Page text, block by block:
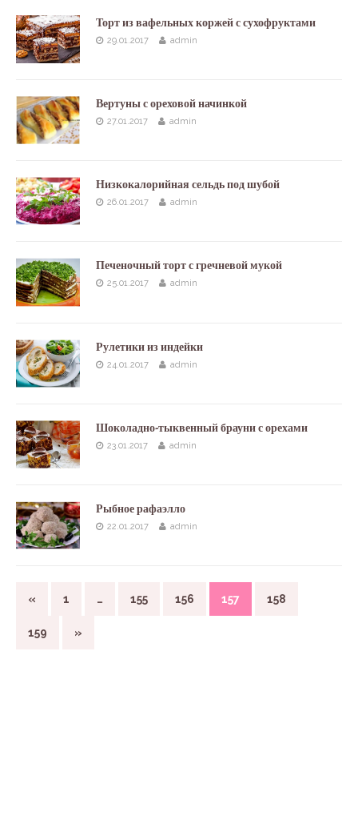
Торт из вафельных коржей с сухофруктами
29.01.2017 admin
Вертуны с ореховой начинкой
27.01.2017 admin
Низкокалорийная сельдь под шубой
26.01.2017 admin
Печеночный торт с гречневой мукой
25.01.2017 admin
Рулетики из индейки
24.01.2017 admin
Шоколадно-тыквенный брауни с орехами
23.01.2017 admin
Рыбное рафаэлло
22.01.2017 admin
« 1 … 155 156 157 158
159 »